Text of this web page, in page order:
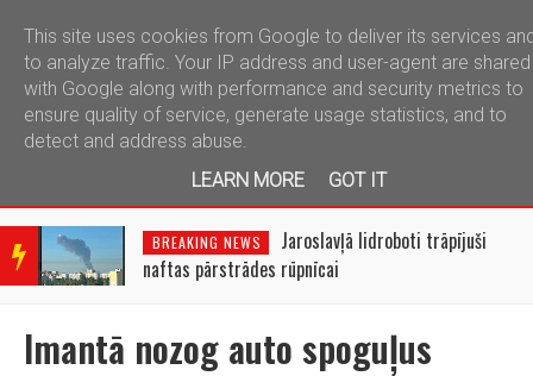
telegram
BRE
AKIN
NEW
BREAKING NEWS
Jaroslavļā lidroboti trāpījuši
naftas pārstrādes rūpnīcai
Imantā nozog auto spoguļus
This site uses cookies from Google to deliver its services
to analyze traffic. Your IP address and user-agent are shared
with Google along with performance and security metrics to
ensure quality of service, generate usage statistics, and to
detect and address abuse.
LEARN MORE
GOT IT